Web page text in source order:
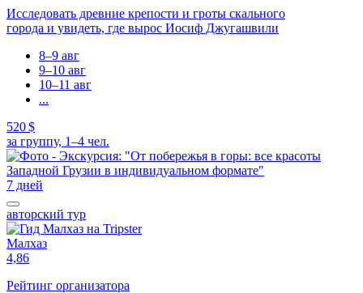
Исследовать древние крепости и гроты скального
города и увидеть, где вырос Иосиф Джугашвили
8–9 авг
9–10 авг
10–11 авг
...
520 $
за группу, 1–4 чел.
7 дней
авторский тур
Малхаз
4,86
Рейтинг организатора